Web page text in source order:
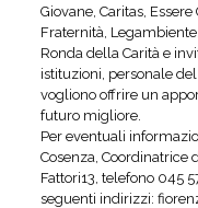
Giovane, Caritas,
Fraternità,
Ronda della Carità e
istituzioni, personale
vogliono offrire un
futuro migliore.
Per eventuali
Cosenza, Coordinatrice
Fattori13, telefono 045
seguenti indirizzi: